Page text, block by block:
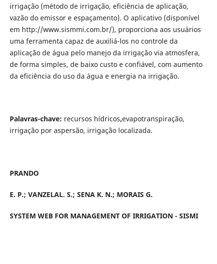
irrigação (método de irrigação, eficiência de aplicação,
vazão do emissor e espaçamento). O aplicativo (disponível
em http://www.sismmi.com.br/), proporciona aos usuários
uma ferramenta capaz de auxiliá-los no controle da
aplicação de água pelo manejo da irrigação via atmosfera,
de forma simples, de baixo custo e confiável, com aumento
da eficiência do uso da água e energia na irrigação.
Palavras-chave: recursos hídricos,evapotranspiração,
irrigação por aspersão, irrigação localizada.
PRANDO
E. P.; VANZELAL. S.; SENA K. N.; MORAIS G.
SYSTEM WEB FOR MANAGEMENT OF IRRIGATION - SISMI